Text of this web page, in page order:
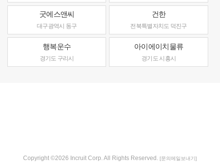
굿에스앤씨
대구광역시 동구
건한
전북특별자치도 덕진구
행복운수
경기도 구리시
아이에이치물류
경기도 시흥시
Copyright ©2026 Incruit Corp. All Rights Reserved. [문의메일보내기]